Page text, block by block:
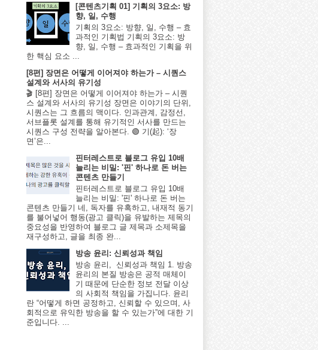
[콘텐츠기획 01] 기획의 3요소: 방
향, 일, 수행
기획의 3요소: 방향, 일, 수행 – 효
과적인 기획법 기획의 3요소: 방
향, 일, 수행 – 효과적인 기획을 위
한 핵심 요소 ...
[8편] 장면은 어떻게 이어져야 하는가 – 시퀀스
설계와 서사의 유기성
🎬 [8편] 장면은 어떻게 이어져야 하는가 – 시퀀
스 설계와 서사의 유기성 장면은 이야기의 단위,
시퀀스는 그 흐름의 맥이다. 인과관계, 감정선,
서브플롯 설계를 통해 유기적인 서사를 만드는
시퀀스 구성 전략을 알아본다. 🟢 기(起): ‘장
면’은...
핀터레스트로 블로그 유입 10배
늘리는 비밀: '핀' 하나로 돈 버는
콘텐츠 만들기
핀터레스트로 블로그 유입 10배
늘리는 비밀: '핀' 하나로 돈 버는
콘텐츠 만들기 네, 독자를 유혹하고, 내재적 동기
를 불어넣어 행동(광고 클릭)을 유발하는 제목의
중요성을 반영하여 블로그 글 제목과 소제목을
재구성하고, 글을 최종 완...
방송 윤리: 신뢰성과 책임
방송 윤리, 신뢰성과 책임 1. 방송
윤리의 본질 방송은 공적 매체이
기 때문에 단순한 정보 전달 이상
의 사회적 책임을 가집니다. 윤리
란 “어떻게 하면 공정하고, 신뢰할 수 있으며, 사
회적으로 유익한 방송을 할 수 있는가”에 대한 기
준입니다. ...